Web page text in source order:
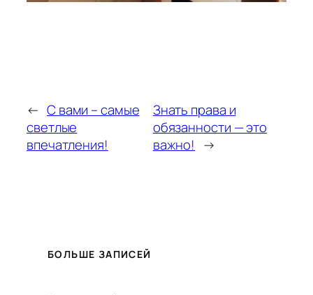
← С вами – самые
светлые
впечатления!
Знать права и
обязанности — это
важно! →
БОЛЬШЕ ЗАПИСЕЙ